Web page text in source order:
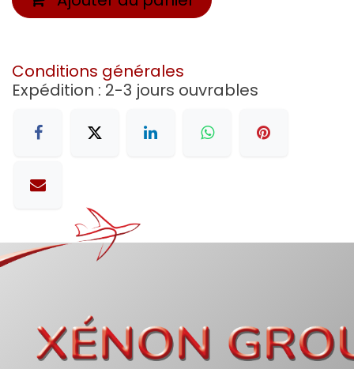
Conditions générales
Expédition : 2-3 jours ouvrables